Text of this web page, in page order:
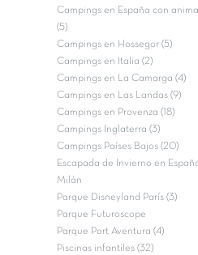
Campings en España con
(5)
Campings en Hossegor (5)
Campings en Italia (2)
Campings en La Camarga (4)
Campings en Las Landas (9)
Campings en Provenza (18)
Campings Inglaterra (3)
Campings Países Bajos (20)
Escapada de Invierno en
Milán
Parque Disneyland París (3)
Parque Futuroscope
Parque Port Aventura (4)
Piscinas infantiles (32)